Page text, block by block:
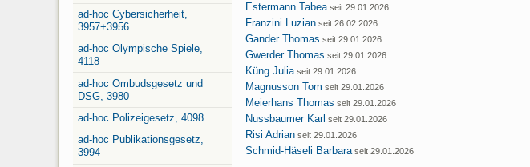
ad-hoc Cybersicherheit,
3957+3956
ad-hoc Olympische Spiele,
4118
ad-hoc Ombudsgesetz und
DSG, 3980
ad-hoc Polizeigesetz, 4098
ad-hoc Publikationsgesetz,
3994
Estermann Tabea seit 29.01.2026
Franzini Luzian seit 26.02.2026
Gander Thomas seit 29.01.2026
Gwerder Thomas seit 29.01.2026
Küng Julia seit 29.01.2026
Magnusson Tom seit 29.01.2026
Meierhans Thomas seit 29.01.2026
Nussbaumer Karl seit 29.01.2026
Risi Adrian seit 29.01.2026
Schmid-Häseli Barbara seit 29.01.2026